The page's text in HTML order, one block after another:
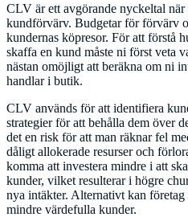
CLV är ett avgörande nyckeltal
kundförvärv. Budgetar för förvärv
kundernas köpresor. För att förstå
skaffa en kund måste ni först veta
nästan omöjligt att beräkna om ni
handlar i butik.
CLV används för att identifiera
strategier för att behålla dem över
det en risk för att man räknar fel
dåligt allokerade resurser och
komma att investera mindre i att
kunder, vilket resulterar i högre
nya intäkter. Alternativt kan
mindre värdefulla kunder.